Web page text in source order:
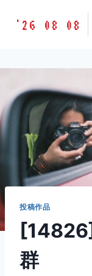
胶
味
LETSFILM
'26 08 08
投稿作品
群